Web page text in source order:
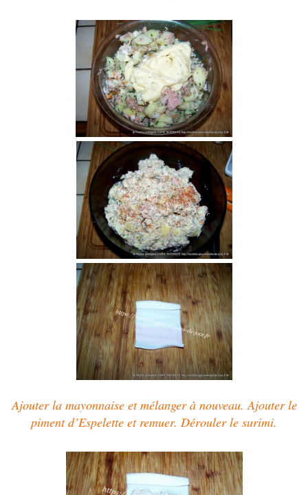
Ajouter la mayonnaise et mélanger à nouveau.Ajouter le
piment d’Espelette et remuer. Dérouler le surimi.